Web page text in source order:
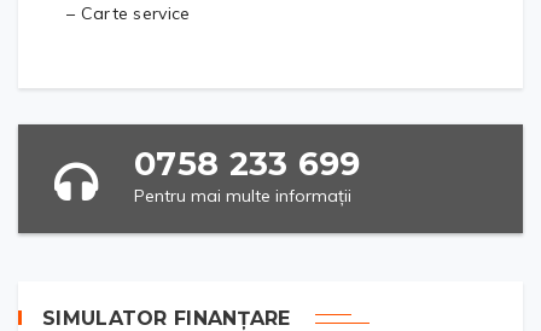
– Carte service
0758 233 699
Pentru mai multe informații
SIMULATOR FINANȚARE